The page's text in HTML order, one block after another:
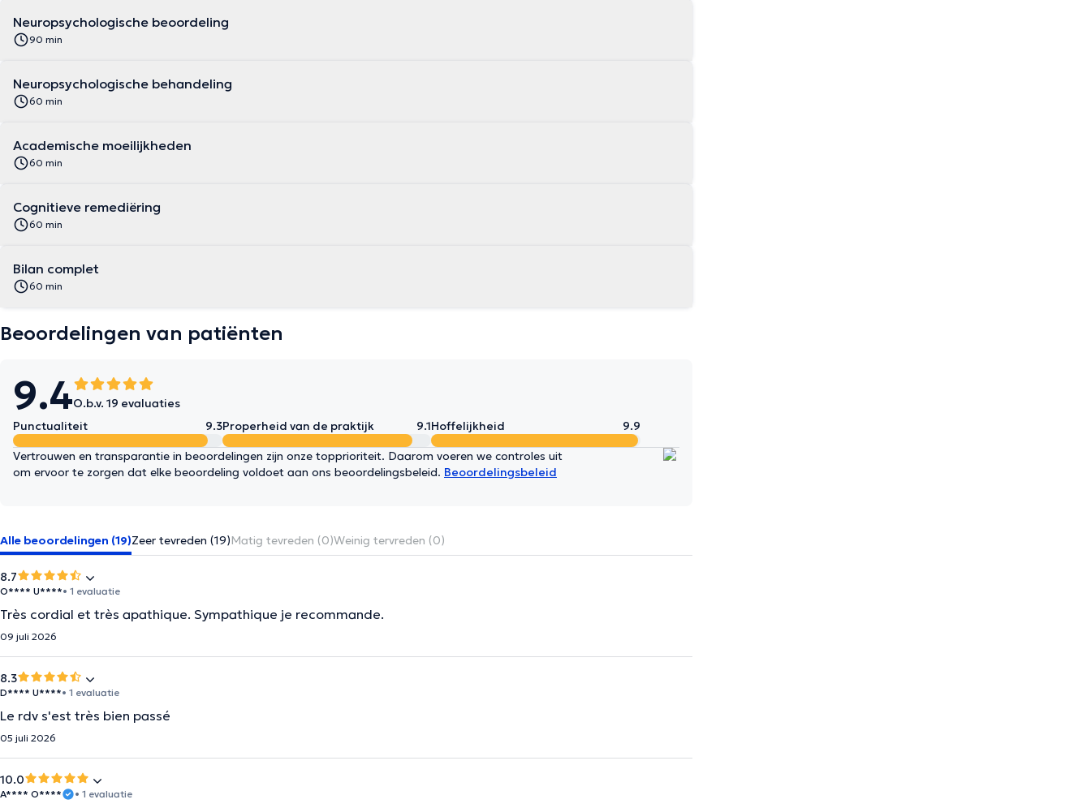
Neuropsychologische beoordeling
90 min
Neuropsychologische behandeling
60 min
Academische moeilijkheden
60 min
Cognitieve remediëring
60 min
Bilan complet
60 min
Beoordelingen van patiënten
9.4O.b.v. 19 evaluaties
Punctualiteit
9.3Properheid van de praktijk 9.1Hoffelijkheid 9.9
Vertrouwen en transparantie in beoordelingen zijn onze topprioriteit. Daarom voeren we controles uit
om ervoor te zorgen dat elke beoordeling voldoet aan ons beoordelingsbeleid. Beoordelingsbeleid
Alle beoordelingen (19)Zeer tevreden (19)Matig tevreden (0)Weinig tervreden (0)
8.7
O**** U****• 1 evaluatie
Très cordial et très apathique. Sympathique je recommande.
09 juli 2026
8.3
D**** U****• 1 evaluatie
Le rdv s'est très bien passé
05 juli 2026
10.0
A**** O**** • 1 evaluatie